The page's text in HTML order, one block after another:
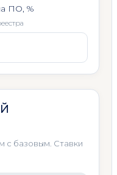
ПО, %
с базовым. Ставки